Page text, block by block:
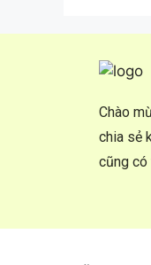
Chào
chia sẻ
cũng có